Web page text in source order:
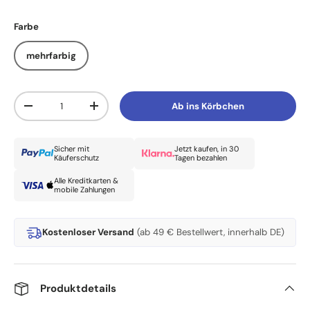
Farbe
mehrfarbig
Anzahl
Menge verringernMenge erhöhen Ab ins Körbchen
Sicher mit
Käuferschutz
Jetzt kaufen, in 30
Tagen bezahlen
Alle Kreditkarten &
mobile Zahlungen
Kostenloser Versand (ab 49 € Bestellwert, innerhalb DE)
Produktdetails